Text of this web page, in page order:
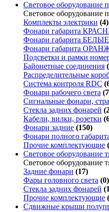
Световое оборудование
Световое оборудование
Комплекты электрики (4)
Фонари габарита
Фонари габарита БЕЛЫЕ
Фонари габарита
Подсветки и рамки
Байонетные соединения
Распределительные
Система контроля RDC
Фонари рабочего света
Сигнальные фонари,
Стекла задних фонарей
Кабели, вилки, розетки
Фонари задние (150)
Фонари полного
Прочие комплектующие
Световое оборудование
Световое оборудование
Задние фонари (17)
Фары головного света (0)
Стекла задних фонарей
Прочие комплектующие
Сдвижные крыши